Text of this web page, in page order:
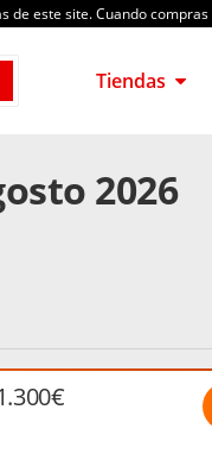
de este site. Cuando
Tiendas
2026